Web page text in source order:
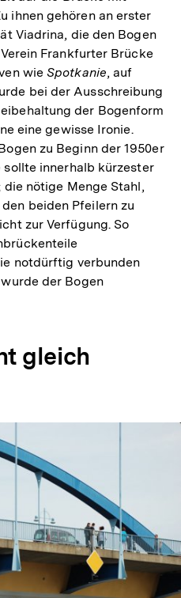
ihnen gehören an erster
Viadrina, die den Bogen
Frankfurter Brücke
wieSpotkanie, auf
bei der Ausschreibung
der Bogenform
eine gewisse Ironie.
zu Beginn der 1950er
innerhalb kürzester
nötige Menge Stahl,
beiden Pfeilern zu
zur Verfügung. So
notdürftig verbunden
der Bogen
gleich
In
Lightbox
öffnen